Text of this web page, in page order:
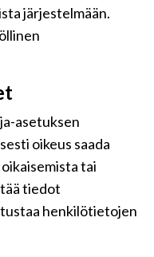
järjestelmään.
asetuksen
oikeus saada
tai
tiedot
henkilötietojen